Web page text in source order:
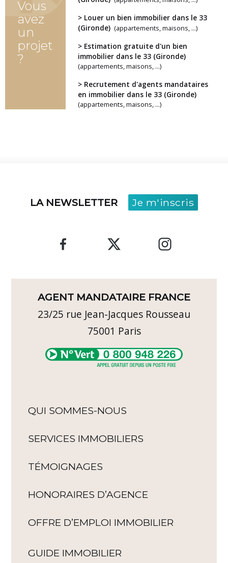
Vous
avez
un
projet
?
> Louer un bien immobilier dans le 33
(Gironde) (appartements, maisons, ...)
> Estimation gratuite d'un bien
immobilier dans le 33 (Gironde)
(appartements, maisons, ...)
> Recrutement d'agents mandataires
en immobilier dans le 33 (Gironde)
(appartements, maisons, ...)
LA NEWSLETTER Je m'inscris
AGENT MANDATAIRE FRANCE
23/25 rue Jean-Jacques Rousseau
75001 Paris
QUI SOMMES-NOUS
SERVICES IMMOBILIERS
TÉMOIGNAGES
HONORAIRES D’AGENCE
OFFRE D’EMPLOI IMMOBILIER
GUIDE IMMOBILIER